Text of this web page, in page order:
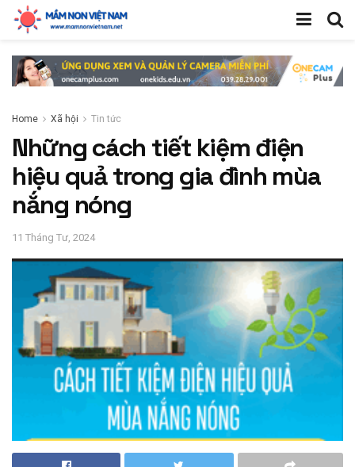
Home Xã hội Tin tức
Những cách tiết kiệm điện
hiệu quả trong gia đình mùa
nắng nóng
11 Tháng Tư, 2024